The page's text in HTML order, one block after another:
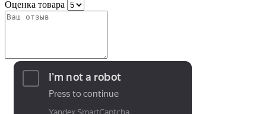
Оценка товара